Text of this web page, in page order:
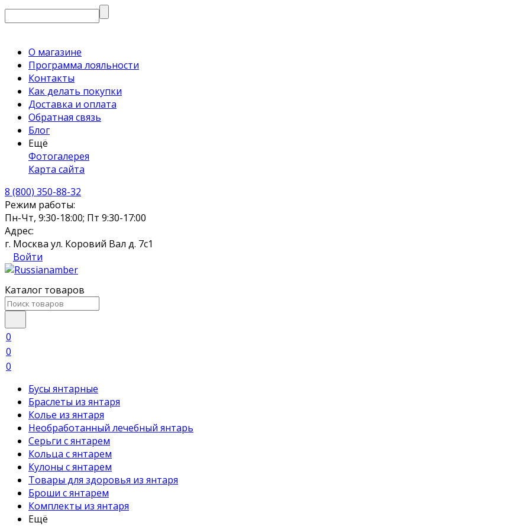
О магазине
Программа лояльности
Контакты
Как делать покупки
Доставка и оплата
Обратная связь
Блог
Ещё
Фотогалерея
Карта сайта
8 (800) 350-88-32
Режим работы:
Пн-Чт, 9:30-18:00; Пт 9:30-17:00
Адрес:
г. Москва ул. Коровий Вал д. 7с1
Войти
Каталог товаров
0
0
0
Бусы янтарные
Браслеты из янтаря
Колье из янтаря
Необработанный лечебный янтарь
Серьги с янтарем
Кольца с янтарем
Кулоны с янтарем
Товары для здоровья из янтаря
Броши с янтарем
Комплекты из янтаря
Ещё